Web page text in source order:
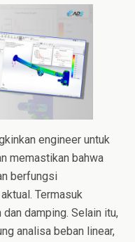
engineer untuk
memastikan bahwa
berfungsi
Termasuk
damping. Selain itu,
analisa beban linear,